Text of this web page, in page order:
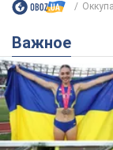
Важное